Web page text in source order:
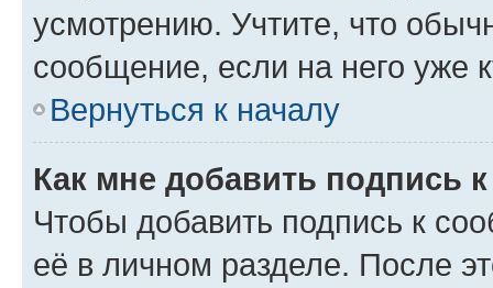
усмотрению. Учтите, что
сообщение, если на него уже
Вернуться к началу
Как мне добавить подпись
Чтобы добавить подпись к
её в личном разделе. После